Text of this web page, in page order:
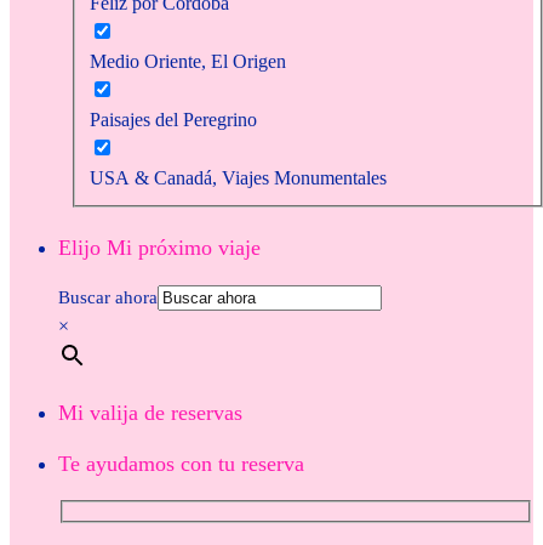
Medio Oriente, El Origen
Paisajes del Peregrino
USA & Canadá, Viajes Monumentales
Elijo Mi próximo viaje
Buscar ahora
×
Mi valija de reservas
Te ayudamos con tu reserva